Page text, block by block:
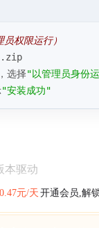
权限运行）
选择"以管理员身份
"安装成功"
本驱动
0.47元/天 开通会员,解